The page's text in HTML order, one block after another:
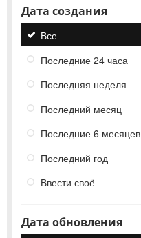
Дата создания
Все
Последние 24 часа
Последняя неделя
Последний месяц
Последние 6 месяцев
Последний год
Ввести своё
Дата обновления